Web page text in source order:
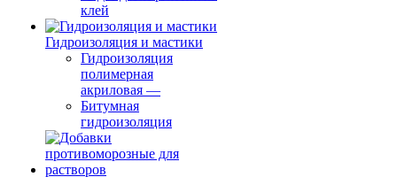
клей
Гидроизоляция и мастики
Гидроизоляция
полимерная
акриловая —
Битумная
гидроизоляция